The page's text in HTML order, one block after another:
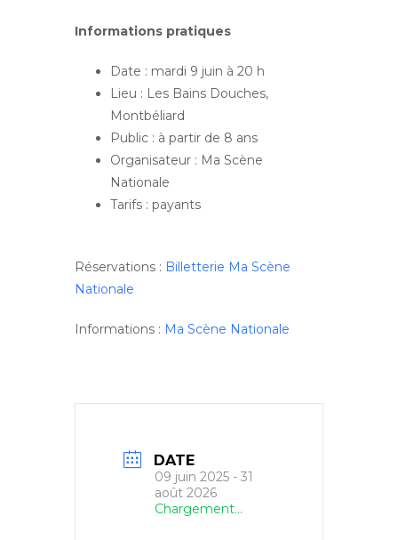
Informations pratiques
Date : mardi 9 juin à 20 h
Lieu : Les Bains Douches,
Montbéliard
Public : à partir de 8 ans
Organisateur : Ma Scène
Nationale
Tarifs : payants
Réservations : Billetterie Ma Scène
Nationale
Informations : Ma Scène Nationale
DATE
09 juin 2025 - 31
août 2026
Chargement...